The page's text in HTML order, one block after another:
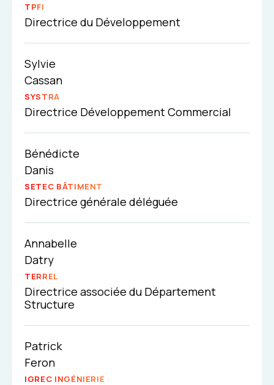
TPFI
Directrice du Développement
Sylvie
Cassan
SYSTRA
Directrice Développement Commercial
Bénédicte
Danis
SETEC BÂTIMENT
Directrice générale déléguée
Annabelle
Datry
TERREL
Directrice associée du Département
Structure
Patrick
Feron
IGREC INGÉNIERIE